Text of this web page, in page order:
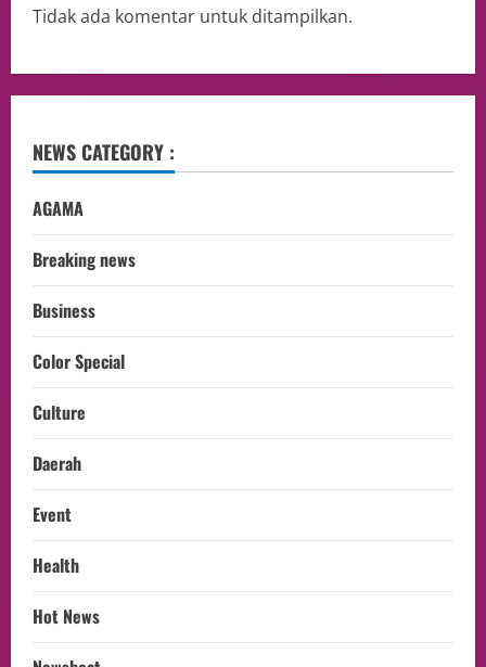
Tidak ada komentar untuk ditampilkan.
NEWS CATEGORY :
AGAMA
Breaking news
Business
Color Special
Culture
Daerah
Event
Health
Hot News